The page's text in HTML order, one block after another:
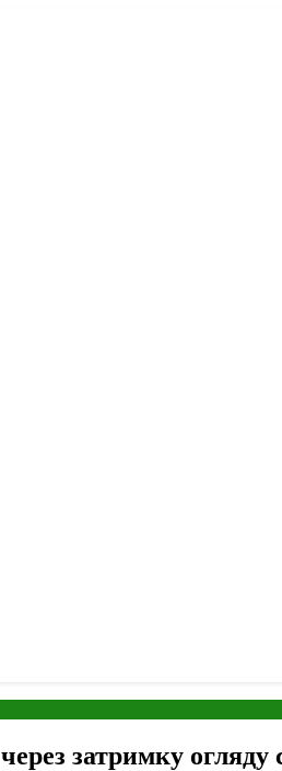
затримку